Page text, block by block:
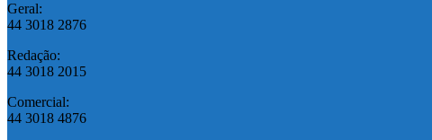
Geral:
44 3018 2876
Redação:
44 3018 2015
Comercial:
44 3018 4876